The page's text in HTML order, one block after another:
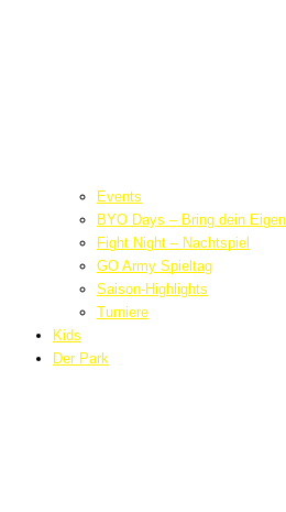
Events
BYO Days – Bring dein
Fight Night – Nachtspiel
GO Army Spieltag
Saison-Highlights
Turniere
Kids
Der Park